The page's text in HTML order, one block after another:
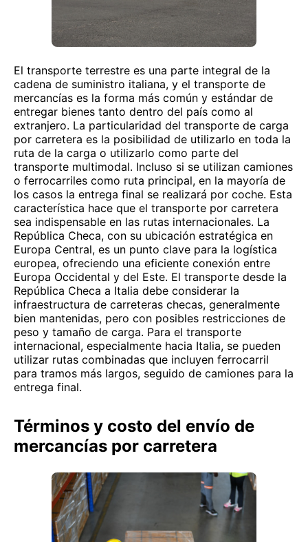
El transporte terrestre es una parte integral de la
cadena de suministro italiana, y el transporte de
mercancías es la forma más común y estándar de
entregar bienes tanto dentro del país como al
extranjero. La particularidad del transporte de carga
por carretera es la posibilidad de utilizarlo en toda la
ruta de la carga o utilizarlo como parte del
transporte multimodal. Incluso si se utilizan camiones
o ferrocarriles como ruta principal, en la mayoría de
los casos la entrega final se realizará por coche. Esta
característica hace que el transporte por carretera
sea indispensable en las rutas internacionales. La
República Checa, con su ubicación estratégica en
Europa Central, es un punto clave para la logística
europea, ofreciendo una eficiente conexión entre
Europa Occidental y del Este. El transporte desde la
República Checa a Italia debe considerar la
infraestructura de carreteras checas, generalmente
bien mantenidas, pero con posibles restricciones de
peso y tamaño de carga. Para el transporte
internacional, especialmente hacia Italia, se pueden
utilizar rutas combinadas que incluyen ferrocarril
para tramos más largos, seguido de camiones para la
entrega final.
Términos y costo del envío de
mercancías por carretera